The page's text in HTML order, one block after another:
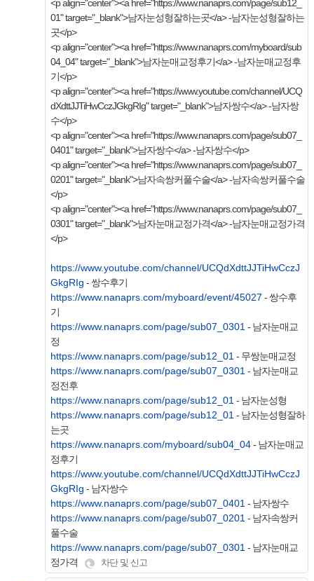
<p align="center"><a href="https://www.nanaprs.com/page/sub12_
01" target="_blank">남자눈성형잘하는곳</a> -남자눈성형잘하는
곳</p>
<p align="center"><a href="https://www.nanaprs.com/myboard/sub
04_04" target="_blank">남자눈매교정후기</a> -남자눈매교정후
기</p>
<p align="center"><a href="https://www.youtube.com/channel/UCQ
dXdttJJTiHwCczJGkgRIg" target="_blank">남자쌍수</a> -남자쌍
수</p>
<p align="center"><a href="https://www.nanaprs.com/page/sub07_
0401" target="_blank">남자쌍수</a> -남자쌍수</p>
<p align="center"><a href="https://www.nanaprs.com/page/sub07_
0201" target="_blank">남자속쌍커풀수술</a> -남자속쌍커풀수술
</p>
<p align="center"><a href="https://www.nanaprs.com/page/sub07_
0301" target="_blank">남자눈매교정가격</a> -남자눈매교정가격
</p>
https://www.youtube.com/channel/UCQdXdttJJTiHwCczJ
GkgRIg - 쌍수후기
https://www.nanaprs.com/myboard/event/45027 - 쌍수후
기
https://www.nanaprs.com/page/sub07_0301- 남자눈매교
정
https://www.nanaprs.com/page/sub12_01- 무쌍눈매교정
https://www.nanaprs.com/page/sub07_0301- 남자눈매교
정전후
https://www.nanaprs.com/page/sub12_01- 남자눈성형
https://www.nanaprs.com/page/sub12_01- 남자눈성형잘하
는곳
https://www.nanaprs.com/myboard/sub04_04- 남자눈매교
정후기
https://www.youtube.com/channel/UCQdXdttJJTiHwCczJ
GkgRIg - 남자쌍수
https://www.nanaprs.com/page/sub07_0401- 남자쌍수
https://www.nanaprs.com/page/sub07_0201- 남자속쌍커
풀수술
https://www.nanaprs.com/page/sub07_0301- 남자눈매교
정가격
차단 및 신고